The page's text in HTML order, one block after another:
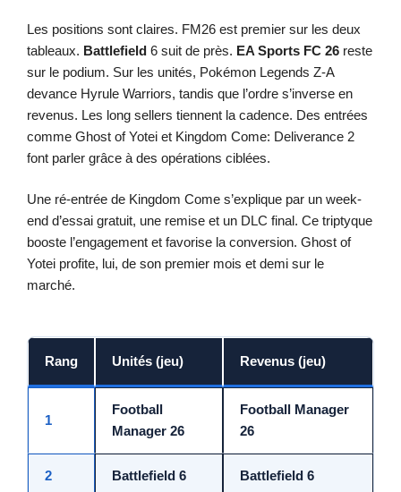
Les positions sont claires. FM26 est premier sur les deux
tableaux. Battlefield 6 suit de près. EA Sports FC 26 reste
sur le podium. Sur les unités, Pokémon Legends Z-A
devance Hyrule Warriors, tandis que l’ordre s’inverse en
revenus. Les long sellers tiennent la cadence. Des entrées
comme Ghost of Yotei et Kingdom Come: Deliverance 2
font parler grâce à des opérations ciblées.
Une ré-entrée de Kingdom Come s’explique par un week-
end d’essai gratuit, une remise et un DLC final. Ce triptyque
booste l’engagement et favorise la conversion. Ghost of
Yotei profite, lui, de son premier mois et demi sur le
marché.
Rang Unités (jeu) Revenus (jeu)
1
Football
Manager 26
Football Manager
26
2 Battlefield 6 Battlefield 6